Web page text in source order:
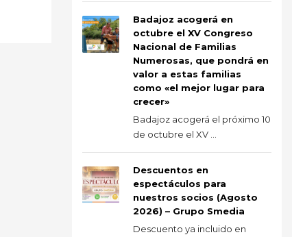
Badajoz acogerá en
octubre el XV Congreso
Nacional de Familias
Numerosas, que pondrá en
valor a estas familias
como «el mejor lugar para
crecer»
Badajoz acogerá el próximo 10
de octubre el XV ...
Descuentos en
espectáculos para
nuestros socios (Agosto
2026) – Grupo Smedia
Descuento ya incluido en